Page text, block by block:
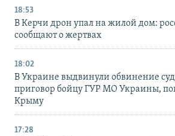
18:53
В Керчи дрон упал на жилой дом:
сообщают о жертвах
18:02
В Украине выдвинули обвинение
приговор бойцу ГУР МО Украины,
Крыму
17:28